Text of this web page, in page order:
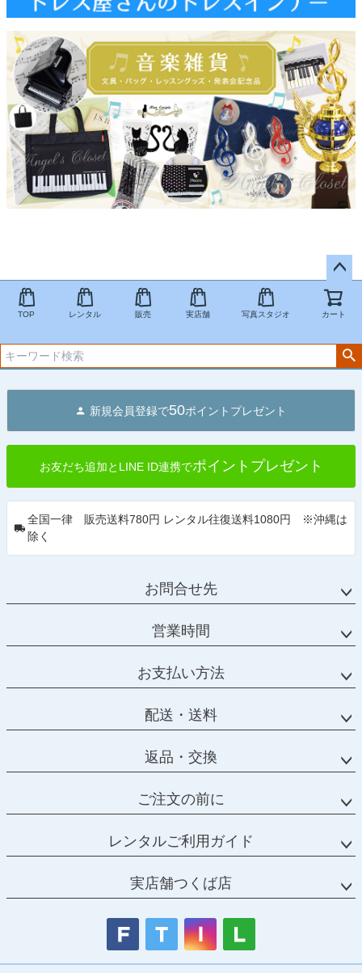
ペー
ジト
TOP レンタル 販売 実店舗 写真スタジオ カート
新規会員登録で50ポイントプレゼント
お友だち追加とLINE ID連携でポイントプレゼント
全国一律 販売送料780円 レンタル往復送料1080円 ※沖縄は
除く
お問合せ先
営業時間
お支払い方法
配送・送料
返品・交換
ご注文の前に
レンタルご利用ガイド
実店舗つくば店